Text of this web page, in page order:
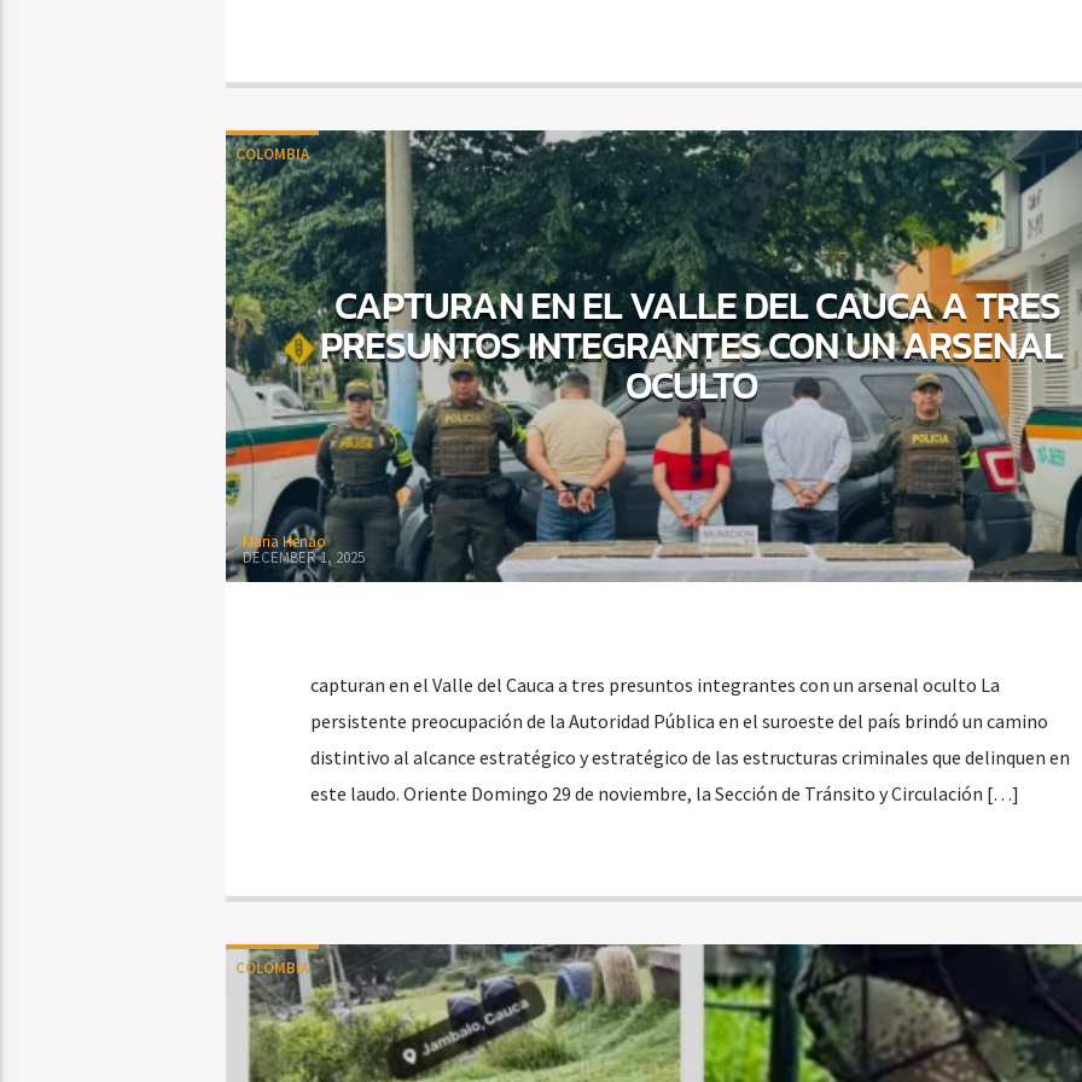
COLOMBIA
CAPTURAN EN EL VALLE DEL CAUCA A TRES
PRESUNTOS INTEGRANTES CON UN ARSENAL
OCULTO
Maria Henao
DECEMBER 1, 2025
capturan en el Valle del Cauca a tres presuntos integrantes con un arsenal oculto La
persistente preocupación de la Autoridad Pública en el suroeste del país brindó un camino
distintivo al alcance estratégico y estratégico de las estructuras criminales que delinquen en
este laudo. Oriente Domingo 29 de noviembre, la Sección de Tránsito y Circulación […]
COLOMBIA